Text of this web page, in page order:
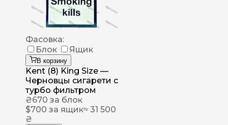
Фасовка:
Блок
Ящик
В корзину
Kent (8) King Size —
Черновцы сигарети с
турбо фильтром
₴670 за блок
$700 за ящик≈ 31 500
₴